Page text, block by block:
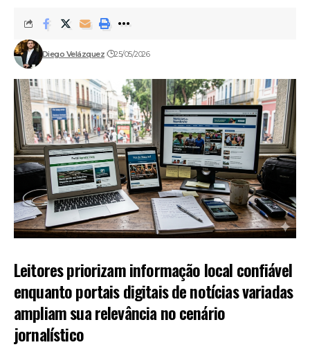
Diego Velázquez 25/05/2026
Leitores priorizam informação local confiável
enquanto portais digitais de notícias variadas
ampliam sua relevância no cenário
jornalístico